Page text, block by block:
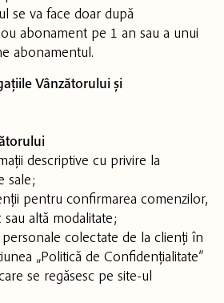
se va face doar după
abonament pe 1 an sau a unui
abonamentul.
Vânzătorului și
descriptive cu privire la
sale;
pentru confirmarea comenzilor,
altă modalitate;
colectate de la clienți în
„Politică de Confidențialitate”
se regăsesc pe site-ul